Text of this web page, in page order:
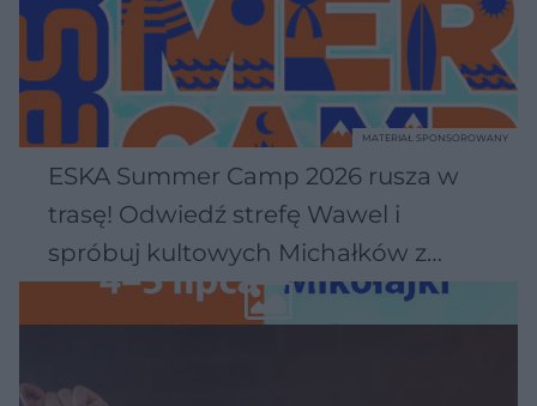
ESKA Summer Camp 2026 rusza w
trasę! Odwiedź strefę Wawel i
spróbuj kultowych Michałków z
Wawelu
MATERIAŁ SPONSOROWANY